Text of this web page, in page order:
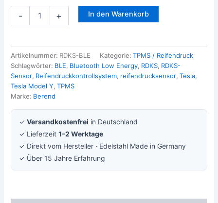
- + In den Warenkorb
Artikelnummer: RDKS-BLE Kategorie:TPMS / Reifendruck
Schlagwörter: BLE, Bluetooth Low Energy, RDKS, RDKS-
Sensor, Reifendruckkontrollsystem, reifendrucksensor,Tesla,
Tesla Model Y,TPMS
Marke: Berend
✓Versandkostenfrei in Deutschland
✓ Lieferzeit1–2 Werktage
✓ Direkt vom Hersteller · Edelstahl Made in Germany
✓ Über 15 Jahre Erfahrung